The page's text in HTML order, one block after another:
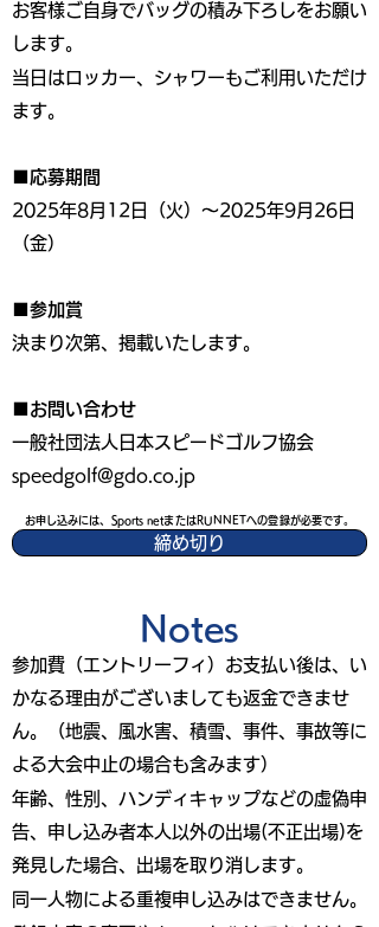
お客様ご自身でバッグの積み下ろしをお願い
します。
当日はロッカー、シャワーもご利用いただけ
ます。
■応募期間
2025年8月12日（火）～2025年9月26日
（金）
■参加賞
決まり次第、掲載いたします。
■お問い合わせ
一般社団法人日本スピードゴルフ協会
speedgolf@gdo.co.jp
お申し込みには、Sports netまたはRUNNETへの登録が必要です。
締め切り
Notes
参加費（エントリーフィ）お支払い後は、い
かなる理由がございましても返金できませ
ん。（地震、風水害、積雪、事件、事故等に
よる大会中止の場合も含みます）
年齢、性別、ハンディキャップなどの虚偽申
告、申し込み者本人以外の出場(不正出場)を
発見した場合、出場を取り消します。
同一人物による重複申し込みはできません。